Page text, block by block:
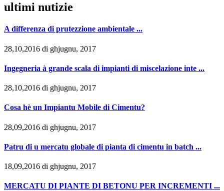
ultimi nutizie
A differenza di prutezzione ambientale ...
28,10,2016 di ghjugnu, 2017
Ingegneria à grande scala di impianti di miscelazione inte ...
28,10,2016 di ghjugnu, 2017
Cosa hè un Impiantu Mobile di Cimentu?
28,09,2016 di ghjugnu, 2017
Patru di u mercatu globale di pianta di cimentu in batch ...
18,09,2016 di ghjugnu, 2017
MERCATU DI PIANTE DI BETONU PER INCREMENTI ...